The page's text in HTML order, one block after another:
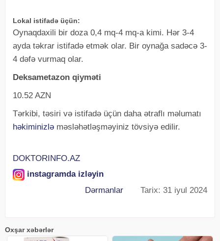
Lokal istifadə üçün:
Oynaqdaxili bir doza 0,4 mq-4 mq-a kimi. Hər 3-4
ayda təkrar istifadə etmək olar. Bir oynağa sadəcə 3-
4 dəfə vurmaq olar.
Deksametazon qiyməti
10.52 AZN
Tərkibi, təsiri və istifadə üçün daha ətraflı məlumatı
həkiminizlə məsləhətləşməyiniz tövsiyə edilir.
DOKTORINFO.AZ
instagramda izləyin
Dərmanlar Tarix: 31 iyul 2024
Oxşar xəbərlər